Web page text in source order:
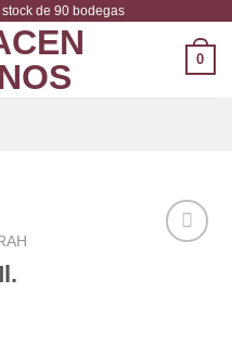
de 90 bodegas
0